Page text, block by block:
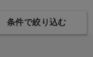
条件で絞り込む